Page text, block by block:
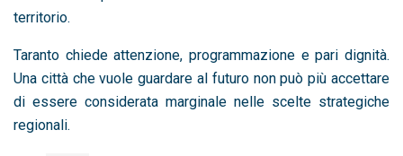
territorio.
Taranto chiede attenzione, programmazione e pari dignità.
Una città che vuole guardare al futuro non può più accettare
di essere considerata marginale nelle scelte strategiche
regionali.